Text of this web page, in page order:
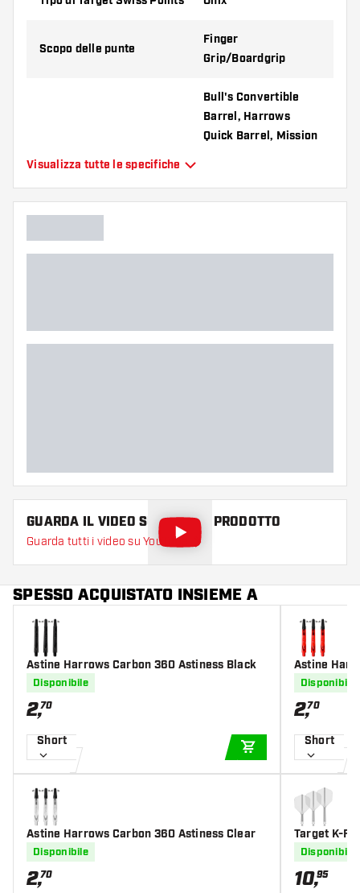
Scopo delle punte
Finger
Grip/Boardgrip
Adatto per
Bull's Convertible
Barrel, Harrows
Quick Barrel, Mission
punte
Visualizza tutte le specifiche
GUARDA IL VIDEO SU QUESTO PRODOTTO
Guarda tutti i video su YouTube
SPESSO ACQUISTATO INSIEME A
Astine Harrows Carbon 360 Astiness Black
Disponibile
2,70
Short
AGGIUNGI AL
Astine Harrows Carbon 360 Astiness Clear
Disponibile
2,70
Astine
Disponibile
2,70
Short
Target K-
Disponibile
10,95